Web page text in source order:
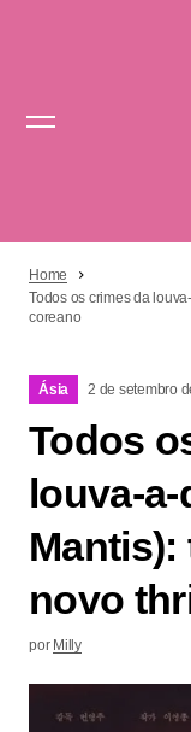
Home
Todos os crimes da
coreano
Ásia 2 de setembro
Todos
louva-a-
novo
por Milly